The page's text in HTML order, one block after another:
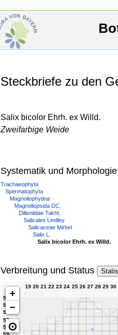
Steckbriefe zu den
Salix bicolor Ehrh. ex Willd.
Zweifarbige Weide
Systematik und Morphologie
Trachaeophyta
Spermatophyta
Magnoliophytina
Magnoliopsida DC.
Dilleniidae Takht.
Salicales Lindley
Salicaceae Mirbel
Salix L.
Salix bicolor Ehrh. ex Willd.
Verbreitung und Status
+
−
⊙